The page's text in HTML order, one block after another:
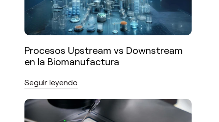
Procesos Upstream vs Downstream
en la Biomanufactura
Seguir leyendo